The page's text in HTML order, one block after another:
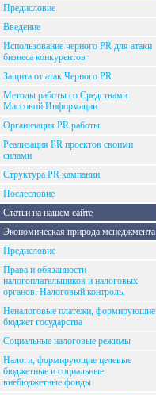
Предисловие
Введение
Использование черного PR для атаки
бизнеса конкурентов
Защита от атак Черного PR
Методы работы со Средствами
Массовой Информации
Организация PR работы
Реализация PR проектов своими
силами
Структура PR кампании
Послесловие
Статьи на нашем сайте
Экономическая природа менеджмента
Предисловие
Права и обязанности
налогоплательщиков и налоговых
органов. Налоговый контроль.
Неналоговые платежи, формирующие
бюджет государства
Социальные налоговые режимы
Налоги, формирующие целевые
бюджетные и социальные
внебюджетные фонды